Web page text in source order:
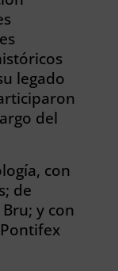
legado
del
con
de
y con